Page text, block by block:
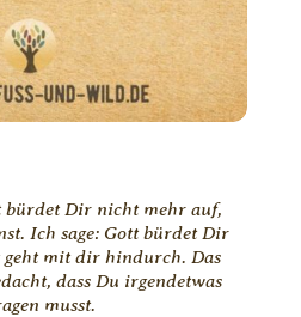
bürdet Dir nicht mehr auf,
Ich sage: Gott bürdet Dir
geht mit dir hindurch. Das
dass Du irgendetwas
musst.